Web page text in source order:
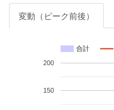
変動（ピーク前後）
合計
150
200